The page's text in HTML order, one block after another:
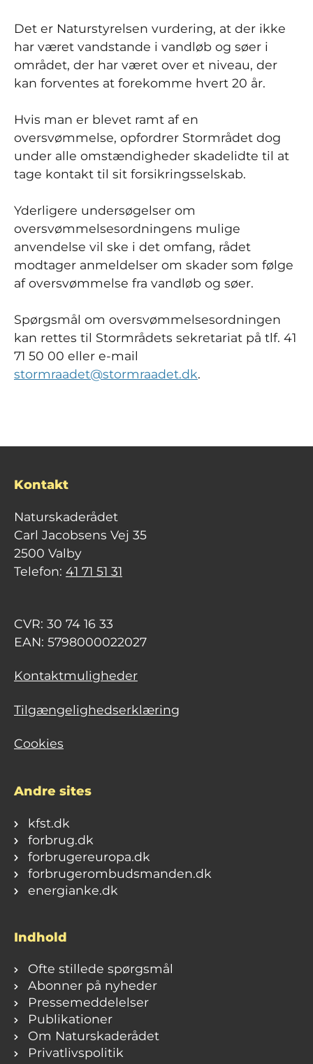
Det er Naturstyrelsen vurdering, at der ikke
har været vandstande i vandløb og søer i
området, der har været over et niveau, der
kan forventes at forekomme hvert 20 år.
Hvis man er blevet ramt af en
oversvømmelse, opfordrer Stormrådet dog
under alle omstændigheder skadelidte til at
tage kontakt til sit forsikringsselskab.
Yderligere undersøgelser om
oversvømmelsesordningens mulige
anvendelse vil ske i det omfang, rådet
modtager anmeldelser om skader som følge
af oversvømmelse fra vandløb og søer.
Spørgsmål om oversvømmelsesordningen
kan rettes til Stormrådets sekretariat på tlf. 41
71 50 00 eller e-mail
stormraadet@stormraadet.dk.
Kontakt
Naturskaderådet
Carl Jacobsens Vej 35
2500 Valby
Telefon: 41 71 51 31
CVR: 30 74 16 33
EAN: 5798000022027
Kontaktmuligheder
Tilgængelighedserklæring
Cookies
Andre sites
kfst.dk
forbrug.dk
forbrugereuropa.dk
forbrugerombudsmanden.dk
energianke.dk
Indhold
Ofte stillede spørgsmål
Abonner på nyheder
Pressemeddelelser
Publikationer
Om Naturskaderådet
Privatlivspolitik